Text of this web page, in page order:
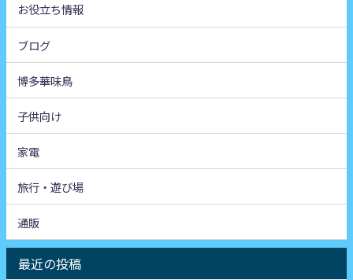
お役立ち情報
ブログ
博多華味鳥
子供向け
家電
旅行・遊び場
通販
最近の投稿